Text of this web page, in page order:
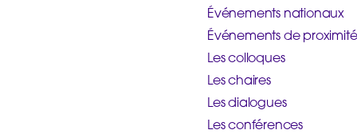
Événements nationaux
Événements de proximité
Les colloques
Les chaires
Les dialogues
Les conférences